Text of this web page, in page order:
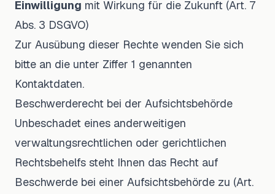
Einwilligung mit Wirkung für die Zukunft (Art. 7
Abs. 3 DSGVO)
Zur Ausübung dieser Rechte wenden Sie sich
bitte an die unter Ziffer 1 genannten
Kontaktdaten.
Beschwerderecht bei der Aufsichtsbehörde
Unbeschadet eines anderweitigen
verwaltungsrechtlichen oder gerichtlichen
Rechtsbehelfs steht Ihnen das Recht auf
Beschwerde bei einer Aufsichtsbehörde zu (Art.